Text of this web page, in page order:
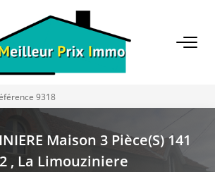
ACHETER
LOUER
VENDRE
9318
Maison 3 Pièce(s) 141
, La Limouziniere